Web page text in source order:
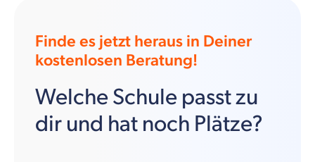
Finde es jetzt heraus in Deiner
kostenlosen Beratung!
Welche Schule passt zu
dir und hat noch Plätze?